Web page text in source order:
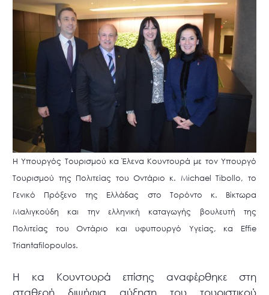
Η Υπουργός Τουρισμού κα Έλενα Κουντουρά με τον Υπουργό
Τουρισμού της Πολιτείας του Οντάριο κ. Μichael Tibollo, το
Γενικό Πρόξενο της Ελλάδας στο Τορόντο κ. Βίκτωρα
Μαλιγκούδη και την ελληνική καταγωγής βουλευτή της
Πολιτείας του Οντάριο και υφυπουργό Υγείας, κα Effie
Triantafilopoulos.
Η κα Κουντουρά επίσης αναφέρθηκε στη